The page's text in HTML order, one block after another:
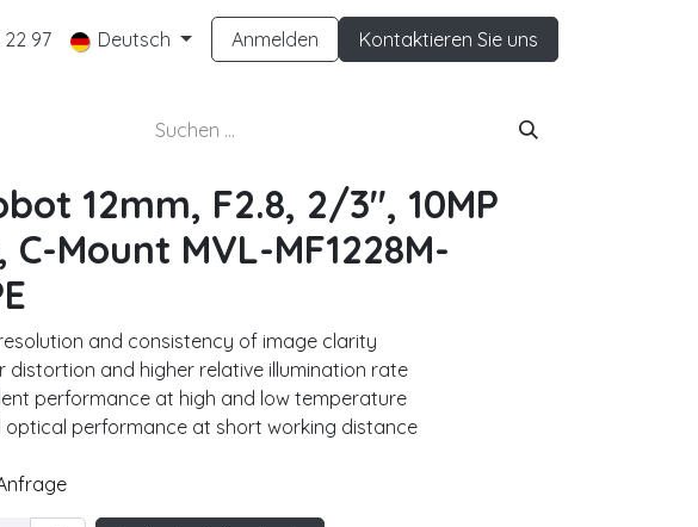
22 97 Deutsch Anmelden Kontaktieren Sie uns
12mm, F2.8, 2/3", 10MP
C-Mount MVL-MF1228M-
and consistency of image clarity
distortion and higher relative illumination rate
performance at high and low temperature
optical performance at short working distance